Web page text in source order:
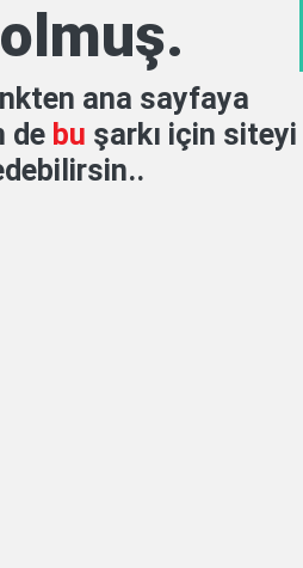
ana sayfaya
de bu şarkı için siteyi